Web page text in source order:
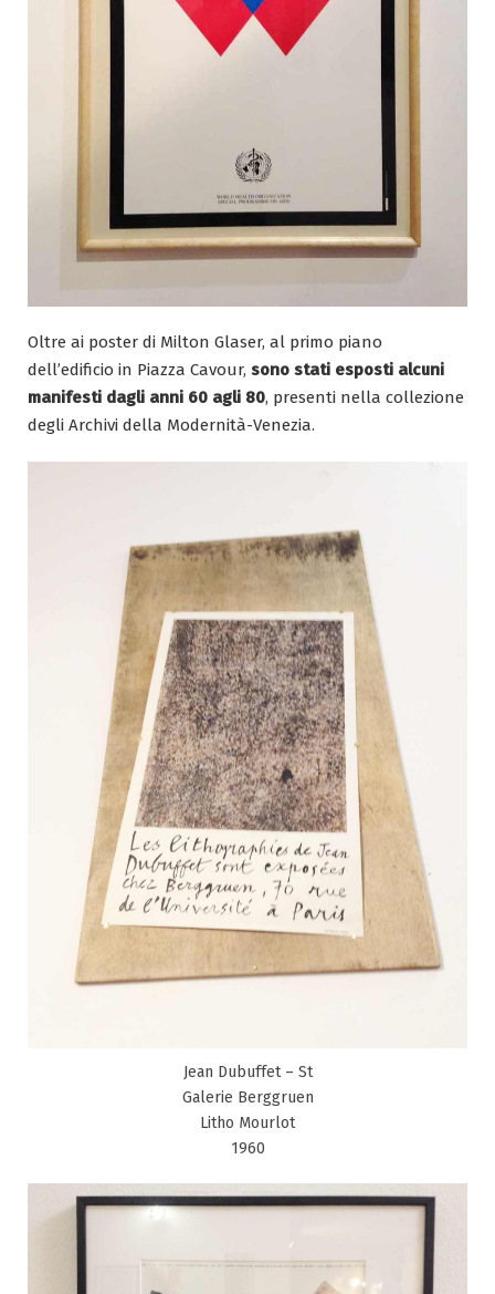
Oltre ai poster di Milton Glaser, al primo piano
dell’edificio in Piazza Cavour, sono stati esposti alcuni
manifesti dagli anni 60 agli 80, presenti nella collezione
degli Archivi della Modernità-Venezia.
Jean Dubuffet – St
Galerie Berggruen
Litho Mourlot
1960